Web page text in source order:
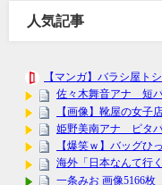
人気記事